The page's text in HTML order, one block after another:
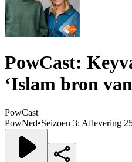
PowCast:
‘Islam bron
PowCast
PowNed•Seizoen 3: Aflevering